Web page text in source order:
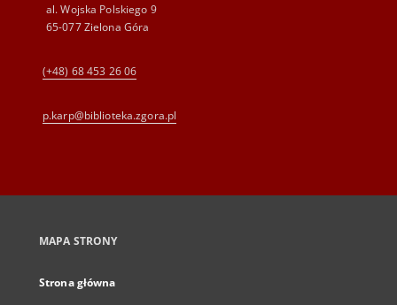
al. Wojska Polskiego 9
65-077 Zielona Góra
(+48) 68 453 26 06
p.karp@biblioteka.zgora.pl
MAPA STRONY
Strona główna